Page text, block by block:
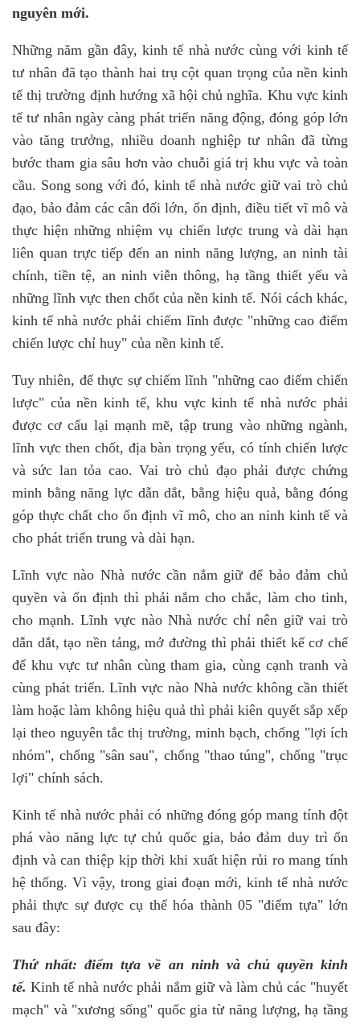
nguyên mới.
Những năm gần đây, kinh tế nhà nước cùng với kinh tế
tư nhân đã tạo thành hai trụ cột quan trọng của nền kinh
tế thị trường định hướng xã hội chủ nghĩa. Khu vực kinh
tế tư nhân ngày càng phát triển năng động, đóng góp lớn
vào tăng trưởng, nhiều doanh nghiệp tư nhân đã từng
bước tham gia sâu hơn vào chuỗi giá trị khu vực và toàn
cầu. Song song với đó, kinh tế nhà nước giữ vai trò chủ
đạo, bảo đảm các cân đối lớn, ổn định, điều tiết vĩ mô và
thực hiện những nhiệm vụ chiến lược trung và dài hạn
liên quan trực tiếp đến an ninh năng lượng, an ninh tài
chính, tiền tệ, an ninh viễn thông, hạ tầng thiết yếu và
những lĩnh vực then chốt của nền kinh tế. Nói cách khác,
kinh tế nhà nước phải chiếm lĩnh được "những cao điểm
chiến lược chỉ huy" của nền kinh tế.
Tuy nhiên, để thực sự chiếm lĩnh "những cao điểm chiến
lược" của nền kinh tế, khu vực kinh tế nhà nước phải
được cơ cấu lại mạnh mẽ, tập trung vào những ngành,
lĩnh vực then chốt, địa bàn trọng yếu, có tính chiến lược
và sức lan tỏa cao. Vai trò chủ đạo phải được chứng
minh bằng năng lực dẫn dắt, bằng hiệu quả, bằng đóng
góp thực chất cho ổn định vĩ mô, cho an ninh kinh tế và
cho phát triển trung và dài hạn.
Lĩnh vực nào Nhà nước cần nắm giữ để bảo đảm chủ
quyền và ổn định thì phải nắm cho chắc, làm cho tinh,
cho mạnh. Lĩnh vực nào Nhà nước chỉ nên giữ vai trò
dẫn dắt, tạo nền tảng, mở đường thì phải thiết kế cơ chế
để khu vực tư nhân cùng tham gia, cùng cạnh tranh và
cùng phát triển. Lĩnh vực nào Nhà nước không cần thiết
làm hoặc làm không hiệu quả thì phải kiên quyết sắp xếp
lại theo nguyên tắc thị trường, minh bạch, chống "lợi ích
nhóm", chống "sân sau", chống "thao túng", chống "trục
lợi" chính sách.
Kinh tế nhà nước phải có những đóng góp mang tính đột
phá vào năng lực tự chủ quốc gia, bảo đảm duy trì ổn
định và can thiệp kịp thời khi xuất hiện rủi ro mang tính
hệ thống. Vì vậy, trong giai đoạn mới, kinh tế nhà nước
phải thực sự được cụ thể hóa thành 05 "điểm tựa" lớn
sau đây:
Thứ nhất: điểm tựa về an ninh và chủ quyền kinh
tế. Kinh tế nhà nước phải nắm giữ và làm chủ các "huyết
mạch" và "xương sống" quốc gia từ năng lượng, hạ tầng